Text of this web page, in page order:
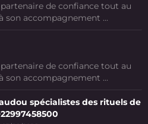
de confiance tout au
son accompagnement ...
de confiance tout au
son accompagnement ...
spécialistes des rituels de